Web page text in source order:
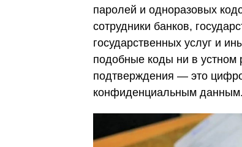
паролей и одноразовых
сотрудники банков,
государственных услуг и
подобные коды ни в устном
подтверждения — это
конфиденциальным данным.